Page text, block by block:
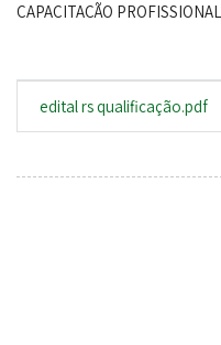
CAPACITAÇÃO PROFISSIONAL
edital rs qualificação.pdf